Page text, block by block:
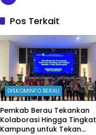
Pos Terkait
DISKOMINFO BERAU
Pemkab Berau Tekankan
Kolaborasi Hingga Tingkat
Kampung untuk Tekan